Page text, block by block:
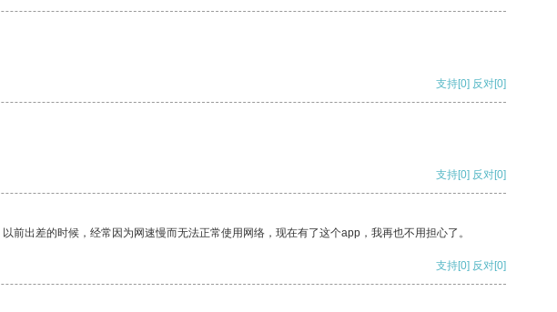
支持[0] 反对[0]
支持[0] 反对[0]
出差的时候，经常因为网速慢而无法正常使用网络，现在有了这个app，我再也不用担心了。
支持[0] 反对[0]